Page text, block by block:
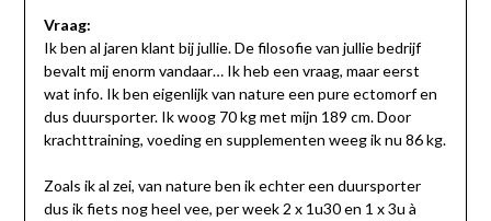
Vraag:
Ik ben al jaren klant bij jullie. De filosofie van jullie bedrijf
bevalt mij enorm vandaar… Ik heb een vraag, maar eerst
wat info. Ik ben eigenlijk van nature een pure ectomorf en
dus duursporter. Ik woog 70 kg met mijn 189 cm. Door
krachttraining, voeding en supplementen weeg ik nu 86 kg.
Zoals ik al zei, van nature ben ik echter een duursporter
dus ik fiets nog heel vee, per week 2 x 1u30 en 1 x 3u à